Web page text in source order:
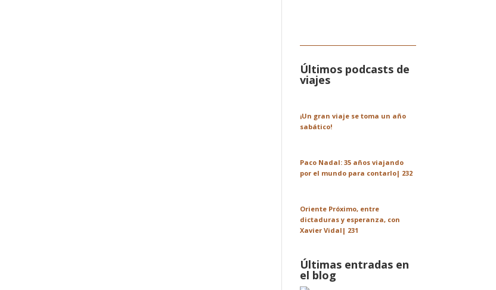
Últimos podcasts de
viajes
¡Un gran viaje se toma un año
sabático!
Paco Nadal: 35 años viajando
por el mundo para contarlo| 232
Oriente Próximo, entre
dictaduras y esperanza, con
Xavier Vidal| 231
Últimas entradas en
el blog